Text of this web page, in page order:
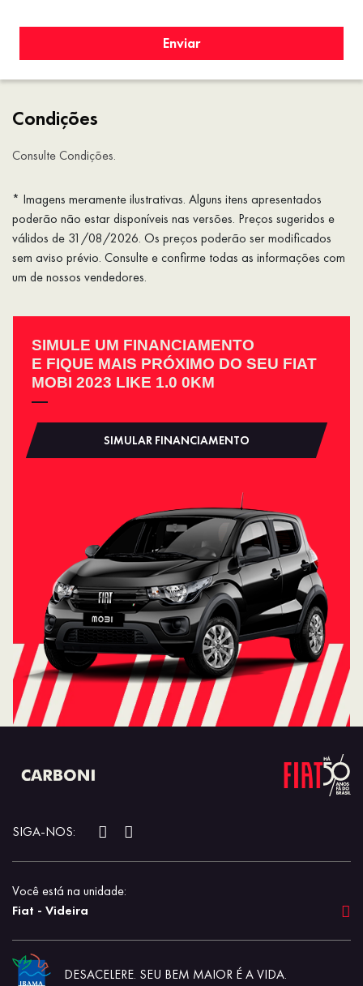
Condições
Consulte Condições.
* Imagens meramente ilustrativas. Alguns itens apresentados
poderão não estar disponíveis nas versões. Preços sugeridos e
válidos de 31/08/2026. Os preços poderão ser modificados
sem aviso prévio. Consulte e confirme todas as informações com
um de nossos vendedores.
Enviar
SIMULE UM FINANCIAMENTO
E FIQUE MAIS PRÓXIMO DO SEU FIAT
MOBI 2023 LIKE 1.0 0KM
SIMULAR FINANCIAMENTO
SIGA-NOS:
Você está na unidade:
Fiat - Videira
DESACELERE. SEU BEM MAIOR É A VIDA.